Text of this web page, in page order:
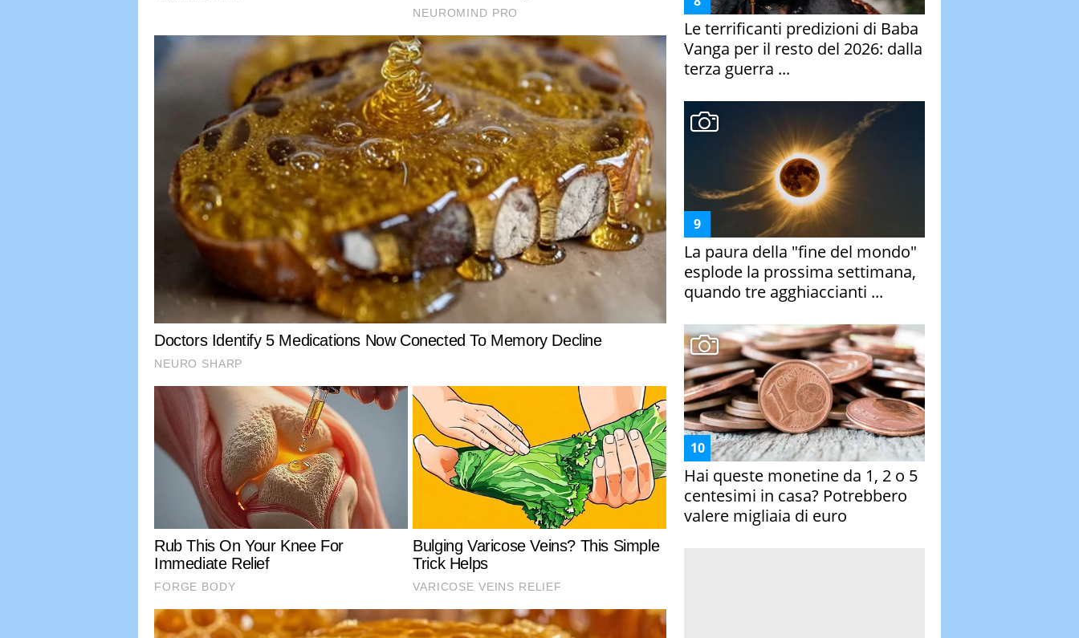
Le terrificanti predizioni di Baba
Vanga per il resto del 2026: dalla
terza guerra ...
La paura della "fine del mondo"
esplode la prossima settimana,
quando tre agghiaccianti ...
Hai queste monetine da 1, 2 o 5
centesimi in casa? Potrebbero
valere migliaia di euro